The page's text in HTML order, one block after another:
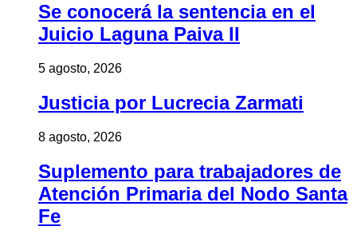
Se conocerá la sentencia en el
Juicio Laguna Paiva II
5 agosto, 2026
Justicia por Lucrecia Zarmati
8 agosto, 2026
Suplemento para trabajadores de
Atención Primaria del Nodo Santa
Fe